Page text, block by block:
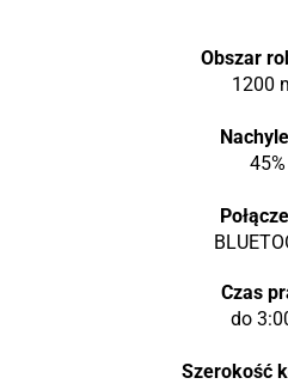
Obszar
1200
45%
Czas
do
Szerokość